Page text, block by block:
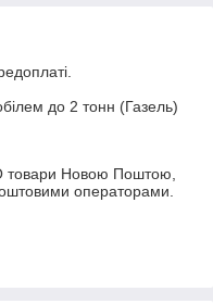
до 2 тонн (Газель)
Новою Поштою,
операторами.